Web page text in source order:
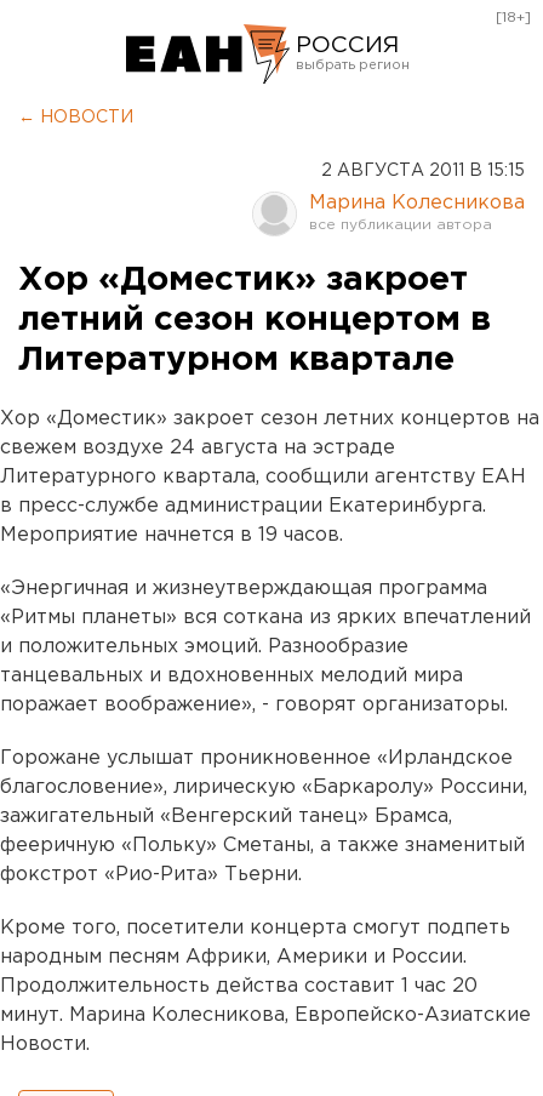
РОССИЯ
Оренбург
[18+]
← НОВОСТИ
2 АВГУСТА 2011 В 15:15
Марина Колесникова
Хор «Доместик» закроет
летний сезон концертом в
Литературном квартале
Хор «Доместик» закроет сезон летних концертов на
свежем воздухе 24 августа на эстраде
Литературного квартала, сообщили агентству ЕАН
в пресс-службе администрации Екатеринбурга.
Мероприятие начнется в 19 часов.
«Энергичная и жизнеутверждающая программа
«Ритмы планеты» вся соткана из ярких впечатлений
и положительных эмоций. Разнообразие
танцевальных и вдохновенных мелодий мира
поражает воображение», - говорят организаторы.
Горожане услышат проникновенное «Ирландское
благословение», лирическую «Баркаролу» Россини,
зажигательный «Венгерский танец» Брамса,
фееричную «Польку» Сметаны, а также знаменитый
фокстрот «Рио-Рита» Тьерни.
Кроме того, посетители концерта смогут подпеть
народным песням Африки, Америки и России.
Продолжительность действа составит 1 час 20
минут. Марина Колесникова, Европейско-Азиатские
Новости.